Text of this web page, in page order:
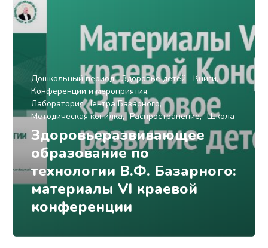
Дошкольный период Здоровье детей
Книги
Конференции и мероприятия
Лаборатория Центра Базарного
Методическая копилка
Распространение Школа
Здоровьеразвивающее
образование по
технологии В.Ф. Базарного:
материалы VI краевой
конференции